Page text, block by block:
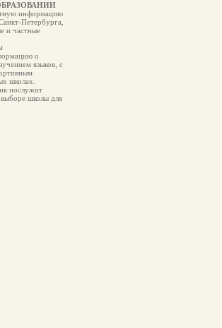
информацию
Петербурга,
и частные
о
языков, с
школах.
послужит
школы для